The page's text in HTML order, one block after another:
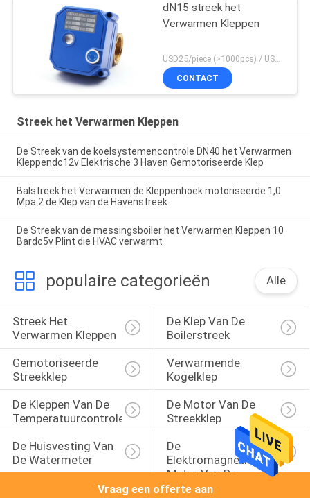
dN15 streek het
Verwarmen Kleppen
CONTACT
Streek het Verwarmen Kleppen
De Streek van de koelsystemencontrole DN40 het Verwarmen
Kleppendc12v Elektrische 3 Haven Gemotoriseerde Klep
Balstreek het Verwarmen de Kleppenhoek motoriseerde 1,0
Mpa 2 de Klep van de Havenstreek
De Streek van de messingsboiler het Verwarmen Kleppen 10
Bardc5v Plint die HVAC verwarmt
populaire categorieën Alle
Streek Het
Verwarmen Kleppen
De Klep Van De
Boilerstreek
Gemotoriseerde
Streekklep
Verwarmende
Kogelklep
De Kleppen Van De
Temperatuurcontrole
De Motor Van De
Streekklep
De Huisvesting Van
De Watermeter
De
Elektromagnetische
Meter Van De
Waterstroom
Vraag een offerte aan